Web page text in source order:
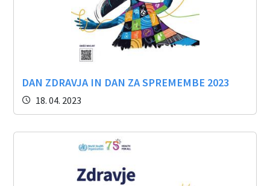
DAN ZDRAVJA IN DAN ZA SPREMEMBE 2023
18. 04. 2023